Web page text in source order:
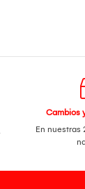
Cambios
En nuestras